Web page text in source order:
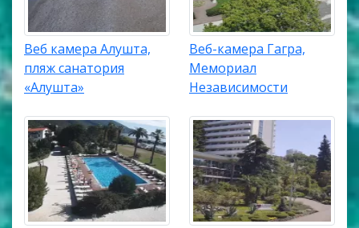
Веб камера Алушта,
пляж санатория
«Алушта»
Веб-камера Гагра,
Мемориал
Независимости